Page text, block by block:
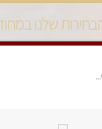
שלנו במחוז